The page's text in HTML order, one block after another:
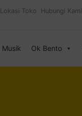
Lokasi Toko
Hubungi Kami
Musik Ok Bento